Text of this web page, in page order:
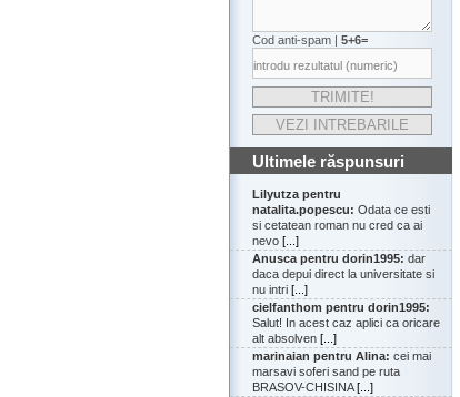
Cod anti-spam | 5+6=
Ultimele răspunsuri
Lilyutza pentru
natalita.popescu: Odata ce esti
si cetatean roman nu cred ca ai
nevo [...]
Anusca pentru dorin1995: dar
daca depui direct la universitate si
nu intri [...]
cielfanthom pentru dorin1995:
Salut! In acest caz aplici ca oricare
alt absolven [...]
marinaian pentru Alina: cei mai
marsavi soferi sand pe ruta
BRASOV-CHISINA[...]